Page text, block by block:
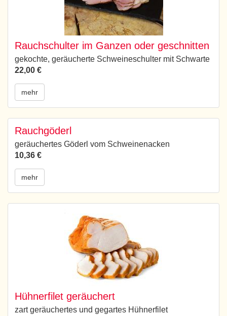
Rauchschulter im Ganzen oder geschnitten
gekochte, geräucherte Schweineschulter mit Schwarte
22,00 €
mehr
Rauchgöderl
geräuchertes Göderl vom Schweinenacken
10,36 €
mehr
Hühnerfilet geräuchert
zart geräuchertes und gegartes Hühnerfilet